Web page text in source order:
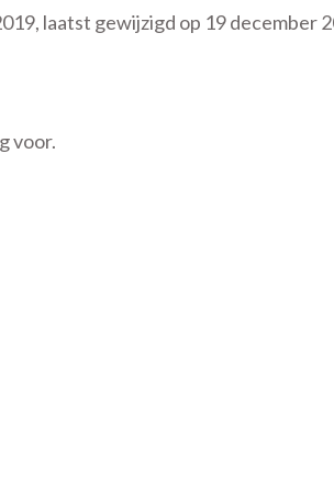
laatst gewijzigd op 19 december
voor.